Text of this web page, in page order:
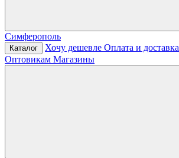
Симферополь
Каталог Хочу дешевле Оплата и доставка
Оптовикам Магазины